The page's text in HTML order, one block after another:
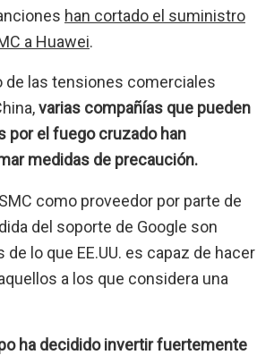
han cortado el suministro
a Huawei.
de las tensiones comerciales
varias compañías que pueden
por el fuego cruzado han
medidas de precaución.
como proveedor por parte de
del soporte de Google son
lo que EE.UU. es capaz de hacer
a los que considera una
ha decidido invertir fuertemente